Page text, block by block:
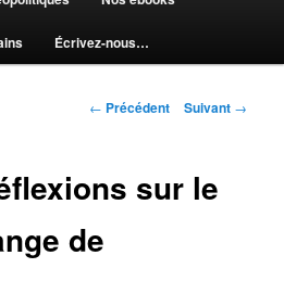
Écrivez-nous…
Navigation
← Précédent Suivant →
sur le
de